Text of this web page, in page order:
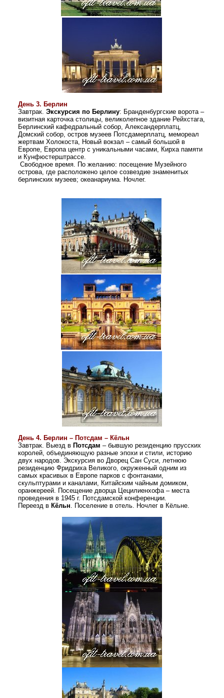
День 3. Берлин
Завтрак. Экскурсия по Берлину: Бранденбургские ворота –
визитная карточка столицы, великолепное здание Рейхстага,
Берлинский кафедральный собор, Александерплатц,
Домский собор, остров музеев Потсдамерплатц, мемореал
жертвам Холокоста, Новый вокзал – самый большой в
Европе, Европа центр с уникальными часами, Кирха памяти
и Кунфюстерштрассе.
Свободное время. По желанию: посещение Музейного
острова, где расположено целое созвездие знаменитых
берлинских музеев; океанариума. Ночлег.
День 4. Берлин – Потсдам – Кёльн
Завтрак. Выезд в Потсдам – бывшую резиденцию прусских
королей, объединяющую разные эпохи и стили, историю
двух народов. Экскурсия во Дворец Сан Суси, летнюю
резиденцию Фридриха Великого, окруженный одним из
самых красивых в Европе парков с фонтанами,
скульптурами и каналами, Китайским чайным домиком,
оранжереей. Посещение дворца Цецилиенхофа – места
проведения в 1945 г. Потсдамской конференции.
Переезд в Кёльн. Поселение в отель. Ночлег в Кёльне.